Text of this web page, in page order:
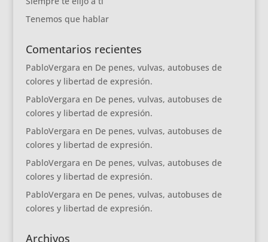
Tenemos que hablar
Comentarios recientes
PabloVergara en De penes, vulvas, autobuses de
colores y libertad de expresión.
PabloVergara en De penes, vulvas, autobuses de
colores y libertad de expresión.
PabloVergara en De penes, vulvas, autobuses de
colores y libertad de expresión.
PabloVergara en De penes, vulvas, autobuses de
colores y libertad de expresión.
PabloVergara en De penes, vulvas, autobuses de
colores y libertad de expresión.
Archivos